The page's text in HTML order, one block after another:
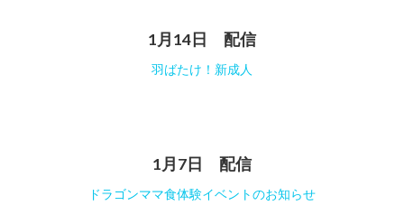
1月14日 配信
羽ばたけ！新成人
1月7日 配信
ドラゴンママ食体験イベントのお知らせ